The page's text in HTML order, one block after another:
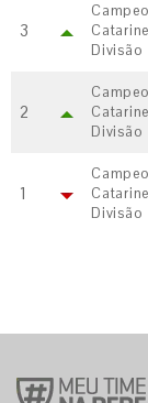
3
Divisão
2
Divisão
1
Divisão